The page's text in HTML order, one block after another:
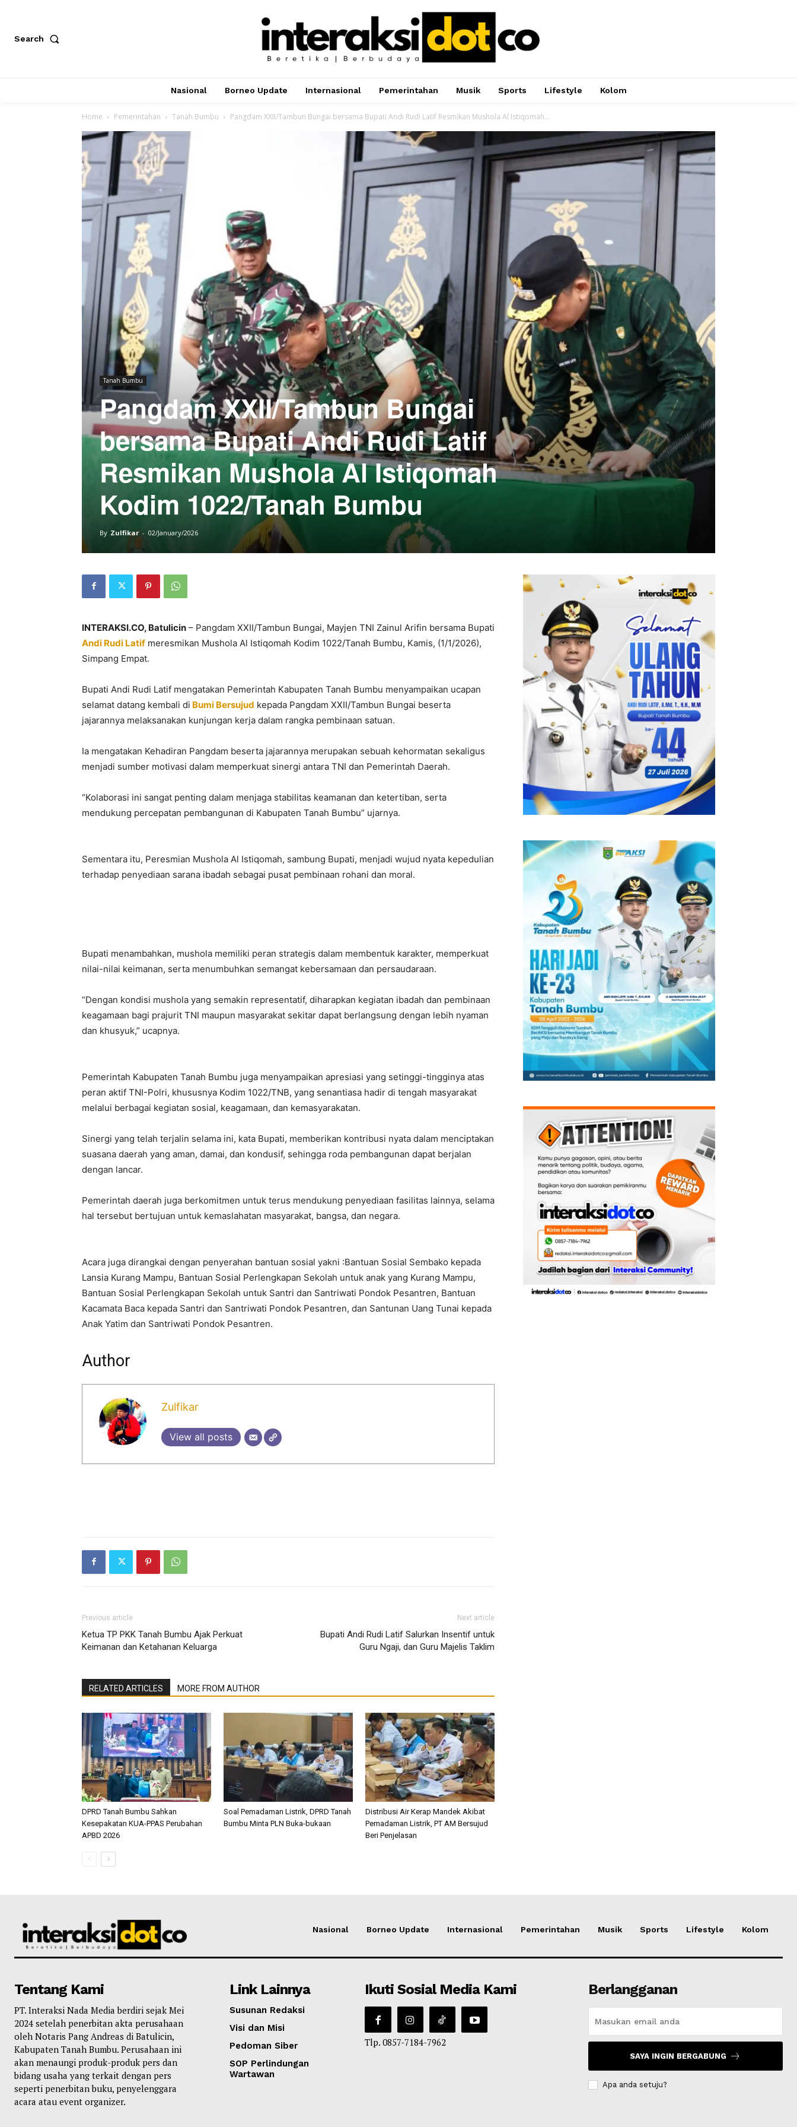
Search
Nasional Borneo Update Internasional Pemerintahan Musik Sports Lifestyle Kolom
Home Pemerintahan Tanah Bumbu Pangdam XXII/Tambun Bungai bersama Bupati Andi Rudi Latif Resmikan Mushola Al Istiqomah...
Tanah Bumbu
Pangdam XXII/Tambun Bungai
bersama Bupati Andi Rudi Latif
Resmikan Mushola Al Istiqomah
Kodim 1022/Tanah Bumbu
By Zulfikar - 02/January/2026
INTERAKSI.CO, Batulicin – Pangdam XXII/Tambun Bungai, Mayjen TNI Zainul Arifin bersama Bupati
Andi Rudi Latif meresmikan Mushola Al Istiqomah Kodim 1022/Tanah Bumbu, Kamis, (1/1/2026),
Simpang Empat.
Bupati Andi Rudi Latif mengatakan Pemerintah Kabupaten Tanah Bumbu menyampaikan ucapan
selamat datang kembali di Bumi Bersujud kepada Pangdam XXII/Tambun Bungai beserta
jajarannya melaksanakan kunjungan kerja dalam rangka pembinaan satuan.
Ia mengatakan Kehadiran Pangdam beserta jajarannya merupakan sebuah kehormatan sekaligus
menjadi sumber motivasi dalam memperkuat sinergi antara TNI dan Pemerintah Daerah.
“Kolaborasi ini sangat penting dalam menjaga stabilitas keamanan dan ketertiban, serta
mendukung percepatan pembangunan di Kabupaten Tanah Bumbu” ujarnya.
Sementara itu, Peresmian Mushola Al Istiqomah, sambung Bupati, menjadi wujud nyata kepedulian
terhadap penyediaan sarana ibadah sebagai pusat pembinaan rohani dan moral.
Bupati menambahkan, mushola memiliki peran strategis dalam membentuk karakter, memperkuat
nilai-nilai keimanan, serta menumbuhkan semangat kebersamaan dan persaudaraan.
“Dengan kondisi mushola yang semakin representatif, diharapkan kegiatan ibadah dan pembinaan
keagamaan bagi prajurit TNI maupun masyarakat sekitar dapat berlangsung dengan lebih nyaman
dan khusyuk,” ucapnya.
Pemerintah Kabupaten Tanah Bumbu juga menyampaikan apresiasi yang setinggi-tingginya atas
peran aktif TNI-Polri, khususnya Kodim 1022/TNB, yang senantiasa hadir di tengah masyarakat
melalui berbagai kegiatan sosial, keagamaan, dan kemasyarakatan.
Sinergi yang telah terjalin selama ini, kata Bupati, memberikan kontribusi nyata dalam menciptakan
suasana daerah yang aman, damai, dan kondusif, sehingga roda pembangunan dapat berjalan
dengan lancar.
Pemerintah daerah juga berkomitmen untuk terus mendukung penyediaan fasilitas lainnya, selama
hal tersebut bertujuan untuk kemaslahatan masyarakat, bangsa, dan negara.
Acara juga dirangkai dengan penyerahan bantuan sosial yakni :Bantuan Sosial Sembako kepada
Lansia Kurang Mampu, Bantuan Sosial Perlengkapan Sekolah untuk anak yang Kurang Mampu,
Bantuan Sosial Perlengkapan Sekolah untuk Santri dan Santriwati Pondok Pesantren, Bantuan
Kacamata Baca kepada Santri dan Santriwati Pondok Pesantren, dan Santunan Uang Tunai kepada
Anak Yatim dan Santriwati Pondok Pesantren.
Author
Zulfikar
View all posts
Previous article
Ketua TP PKK Tanah Bumbu Ajak Perkuat
Keimanan dan Ketahanan Keluarga
Next article
Bupati Andi Rudi Latif Salurkan Insentif untuk
Guru Ngaji, dan Guru Majelis Taklim
RELATED ARTICLES MORE FROM AUTHOR
DPRD Tanah Bumbu Sahkan
Kesepakatan KUA-PPAS Perubahan
APBD 2026
Soal Pemadaman Listrik, DPRD Tanah
Bumbu Minta PLN Buka-bukaan
Distribusi Air Kerap Mandek Akibat
Pemadaman Listrik, PT AM Bersujud
Beri Penjelasan
Nasional Borneo Update Internasional Pemerintahan Musik Sports Lifestyle Kolom
Tentang Kami
PT. Interaksi Nada Media berdiri sejak Mei
2024 setelah penerbitan akta perusahaan
oleh Notaris Pang Andreas di Batulicin,
Kabupaten Tanah Bumbu. Perusahaan ini
akan menaungi produk-produk pers dan
bidang usaha yang terkait dengan pers
seperti penerbitan buku, penyelenggara
acara atau event organizer.
Link Lainnya
Susunan Redaksi
Visi dan Misi
Pedoman Siber
SOP Perlindungan
Wartawan
Ikuti Sosial Media Kami
Tlp. 0857-7184-7962
Berlangganan
SAYA INGIN BERGABUNG
Apa anda setuju?